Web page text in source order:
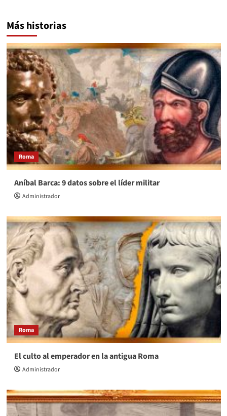
Más historias
Roma
Aníbal Barca: 9 datos sobre el líder militar
Administrador
Roma
El culto al emperador en la antigua Roma
Administrador